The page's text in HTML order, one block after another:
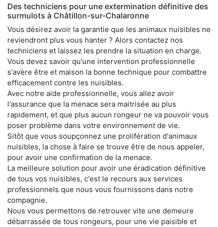
Des techniciens pour une extermination définitive des
surmulots à Châtillon-sur-Chalaronne
Vous désirez avoir la garantie que les animaux nuisibles ne
reviendront plus vous hanter ? Alors contactez nos
techniciens et laissez les prendre la situation en charge.
Vous devez savoir qu'une intervention professionnelle
s'avère être et maison la bonne technique pour combattre
efficacement contre les nuisibles.
Avec notre aide professionnelle, vous allez avoir
l'assurance que la menace sera maitrisée au plus
rapidement, et que plus aucun rongeur ne va pouvoir vous
poser problème dans votre environnement de vie.
Sitôt que vous soupçonnez une prolifération d'animaux
nuisibles, la chose à faire se trouve être de nous appeler,
pour avoir une confirmation de la menace.
La meilleure solution pour avoir une éradication définitive
de tous vos nuisibles, c'est le recours aux services
professionnels que nous vous fournissons dans notre
compagnie.
Nous vous permettons de retrouver vite une demeure
débarrassée de tous rongeurs, pour une vie paisible et